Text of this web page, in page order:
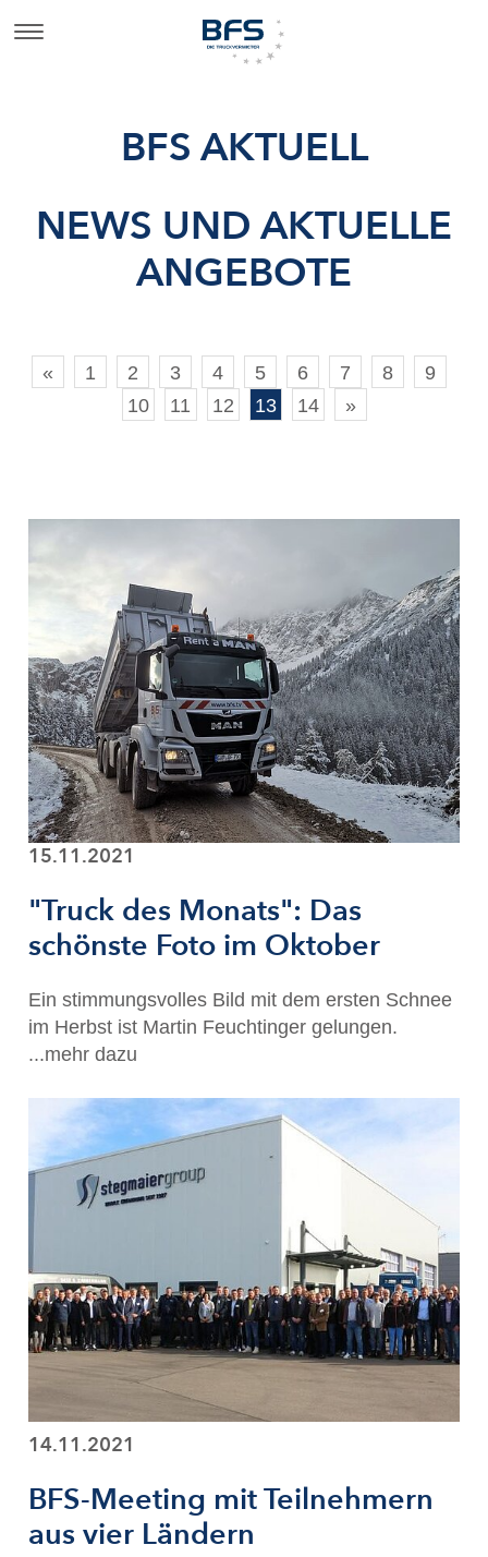
BFS AKTUELL
NEWS UND AKTUELLE
ANGEBOTE
« 1 2 3 4 5 6 7 8
9
10
11 12 13 14 »
15.11.2021
"Truck des Monats": Das
schönste Foto im Oktober
Ein stimmungsvolles Bild mit dem ersten Schnee
im Herbst ist Martin Feuchtinger gelungen.
...mehr dazu
14.11.2021
BFS-Meeting mit Teilnehmern
aus vier Ländern